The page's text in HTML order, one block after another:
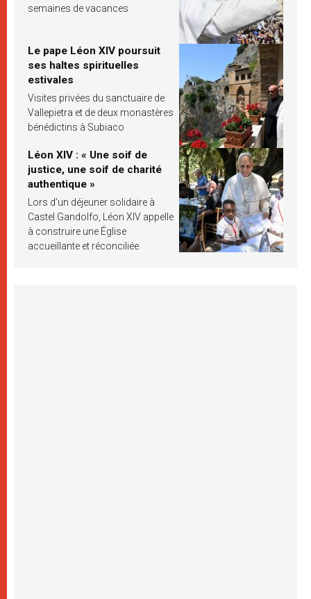
semaines de vacances
Le pape Léon XIV poursuit
ses haltes spirituelles
estivales
Visites privées du sanctuaire de
Vallepietra et de deux monastères
bénédictins à Subiaco
Léon XIV : « Une soif de
justice, une soif de charité
authentique »
Lors d’un déjeuner solidaire à
Castel Gandolfo, Léon XIV appelle
à construire une Église
accueillante et réconciliée